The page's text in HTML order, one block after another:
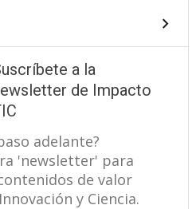
a la
de Impacto
adelante?
'newsletter' para
de valor
y Ciencia.